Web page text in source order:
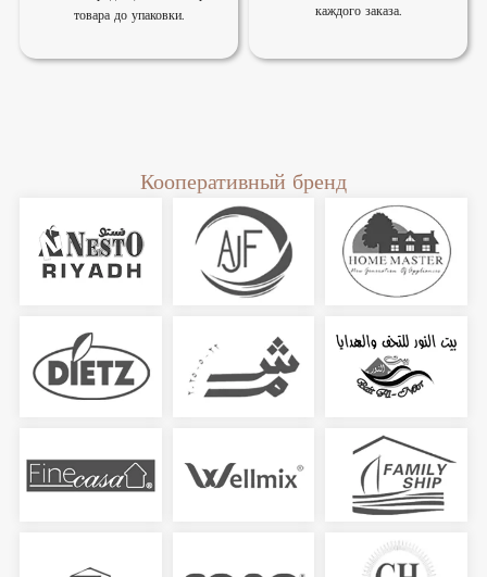
товара до упаковки.
каждого заказа.
Кооперативный бренд